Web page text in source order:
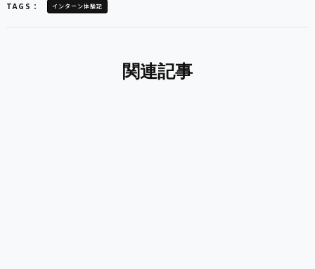
TAGS： インターン体験記
関連記事